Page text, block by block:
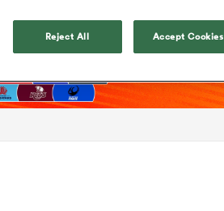
Reject All Accept Cookies